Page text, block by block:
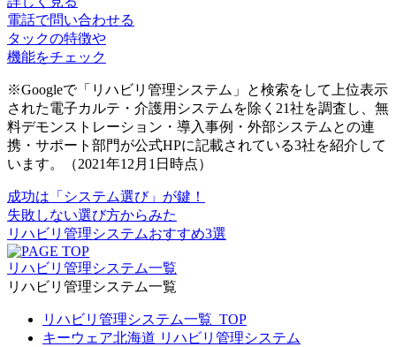
電話で問い合わせる
タックの特徴や
機能をチェック
※Googleで「リハビリ管理システム」と検索をして上位表示
された電子カルテ・介護用システムを除く21社を調査し、無
料デモンストレーション・導入事例・外部システムとの連
携・サポート部門が公式HPに記載されている3社を紹介して
います。（2021年12月1日時点）
成功は 「システム選び」 が鍵！
失敗しない選び方からみた
リハビリ管理システムおすすめ3選
リハビリ管理システム一覧
リハビリ管理システム一覧
リハビリ管理システム一覧_TOP
キーウェア北海道 リハビリ管理システム